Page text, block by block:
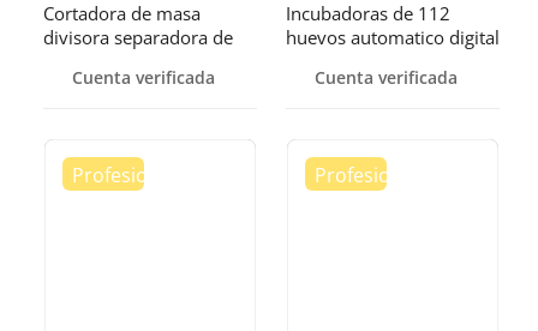
Cortadora de masa
divisora separadora de
Cuenta verificada
Incubadoras de 112
huevos automatico digital
Cuenta verificada